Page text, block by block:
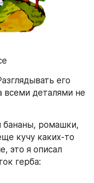
его
всеми деталями не
бананы, ромашки,
кучу каких-то
это я описал
герба: